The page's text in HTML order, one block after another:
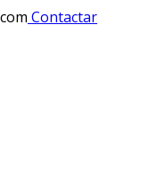
Contactar